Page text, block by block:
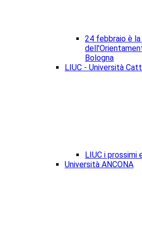
24 febbraio è la
Bologna
LIUC - Università
LIUC i prossimi
Università ANCONA